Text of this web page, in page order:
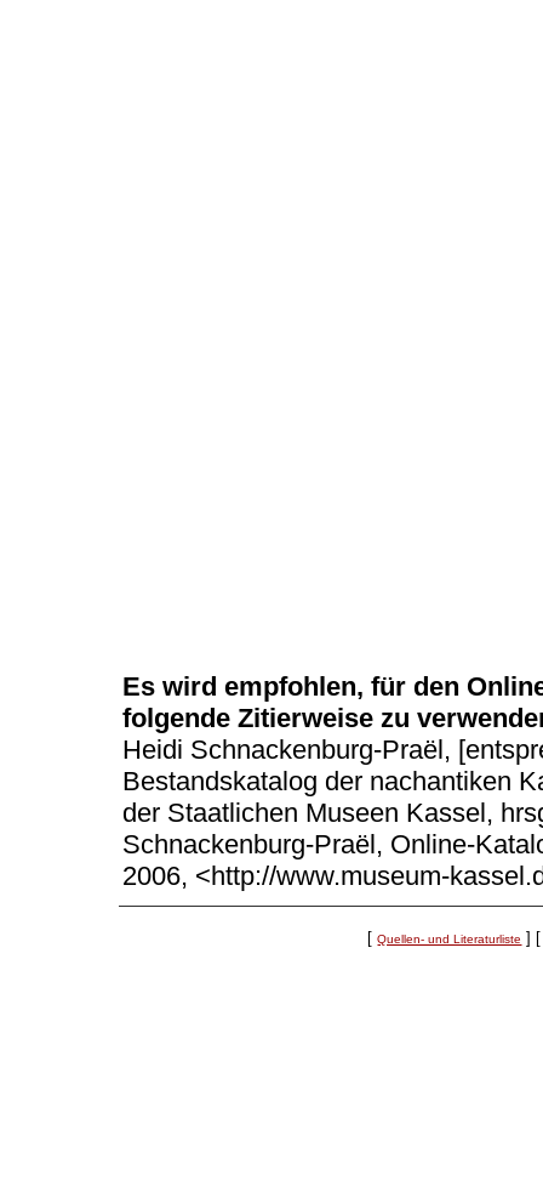
Es wird empfohlen, für den
folgende Zitierweise zu
Heidi Schnackenburg-Praël,
Bestandskatalog der nachantiken
der Staatlichen Museen Kassel,
Schnackenburg-Praël, Online-
2006, <http://www.museum-
[ Quellen- und Literaturliste ] [